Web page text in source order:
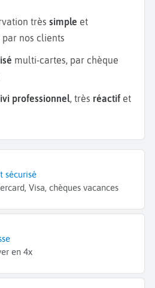
très simple et
nos clients
multi-cartes, par chèque
professionnel, très réactif et
sécurisé
Visa, chèques vacances
en 4x